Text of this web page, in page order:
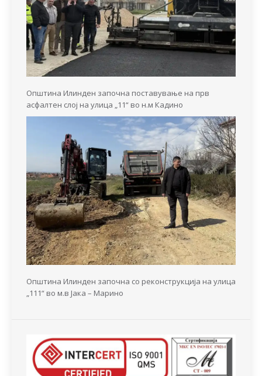
Општина Илинден започна поставување на прв
асфалтен слој на улица „11“ во н.м Кадино
Општина Илинден започна со реконструкција на улица
„111“ во м.в Јака – Марино